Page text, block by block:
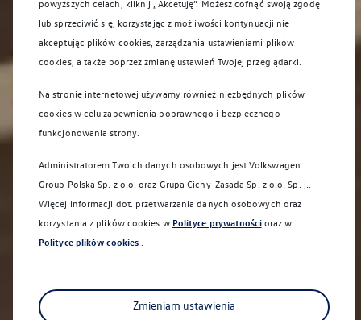
Sprawdź co dla Ciebie przygotowaliśmy
powyższych celach, kliknij „Akcetuję”. Możesz cofnąć swoją zgodę
lub sprzeciwić się, korzystając z możliwości kontynuacji nie
akceptując plików cookies, zarządzania ustawieniami plików
cookies, a także poprzez zmianę ustawień Twojej przeglądarki.
Na stronie internetowej używamy również niezbędnych plików
cookies w celu zapewnienia poprawnego i bezpiecznego
funkcjonowania strony.
Administratorem Twoich danych osobowych jest Volkswagen
Group Polska Sp. z o.o. oraz Grupa Cichy-Zasada Sp. z o.o. Sp. j..
Więcej informacji dot. przetwarzania danych osobowych oraz
korzystania z plików cookies w Polityce prywatnościoraz w
Polityce plików cookies .
Zmieniam ustawienia